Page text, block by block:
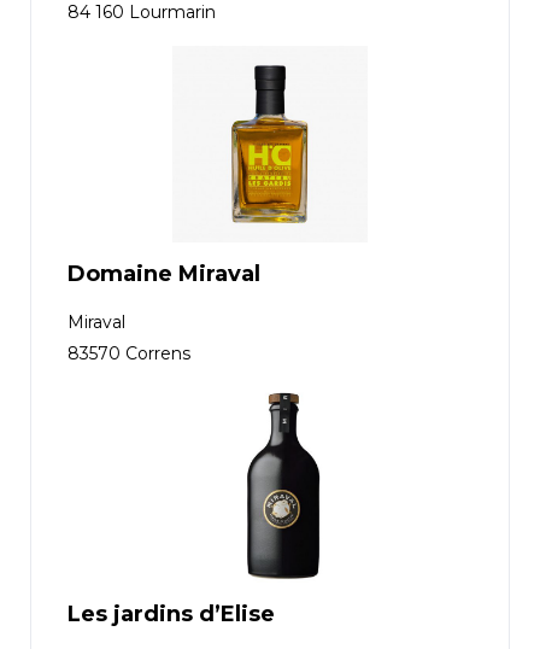
84 160 Lourmarin
Domaine Miraval
Miraval
83570 Correns
Les jardins d’Elise